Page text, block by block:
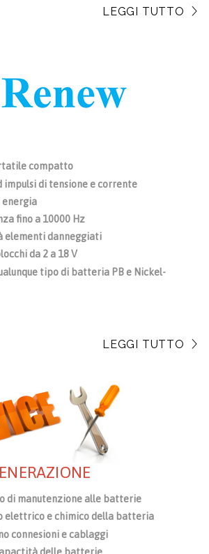
LEGGI TUTTO
compatto
impulsi di tensione e corrente
energia
fino a 10000 Hz
elementi danneggiati
da 2 a 18 V
tipo di batteria PB e Nickel-
LEGGI TUTTO
di manutenzione alle batterie
elettrico e chimico della batteria
connesioni e cablaggi
delle batterie